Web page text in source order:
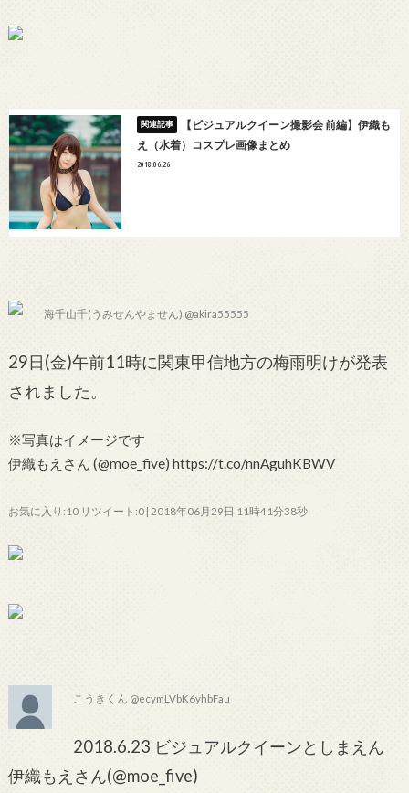
【ビジュアルクイーン撮影会 前編】伊織も
え（水着）コスプレ画像まとめ
2018.06.26
海千山千(うみせんやません) @akira55555
29日(金)午前11時に関東甲信地方の梅雨明けが発表
されました。
※写真はイメージです
伊織もえさん (@moe_five) https://t.co/nnAguhKBWV
お気に入り:10 リツイート:0 | 2018年06月29日 11時41分38秒
こうきくん @ecymLVbK6yhbFau
2018.6.23 ビジュアルクイーンとしまえん
伊織もえさん(@moe_five)